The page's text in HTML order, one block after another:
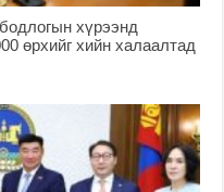
хүрээнд
өрхийг хийн халаалтад